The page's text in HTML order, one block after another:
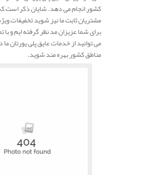
کشور انجام می دهد. شایان ذکر است
مشتریان ثابت ما نیز شوید تخفیفات
برای شما عزیزان مد نظر گرفته ایم و با
می توانید از خدمات عایق پلی یورتان ما
مناطق کشور بهره مند شوید.